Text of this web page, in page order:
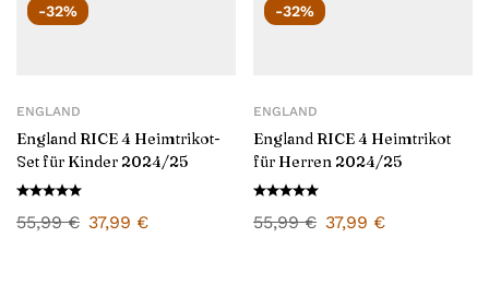
-32%
ENGLAND
England RICE 4 Heimtrikot-
Set für Kinder 2024/25
55,99€ 37,99 €
-32%
ENGLAND
England RICE 4 Heimtrikot
für Herren 2024/25
55,99€ 37,99 €